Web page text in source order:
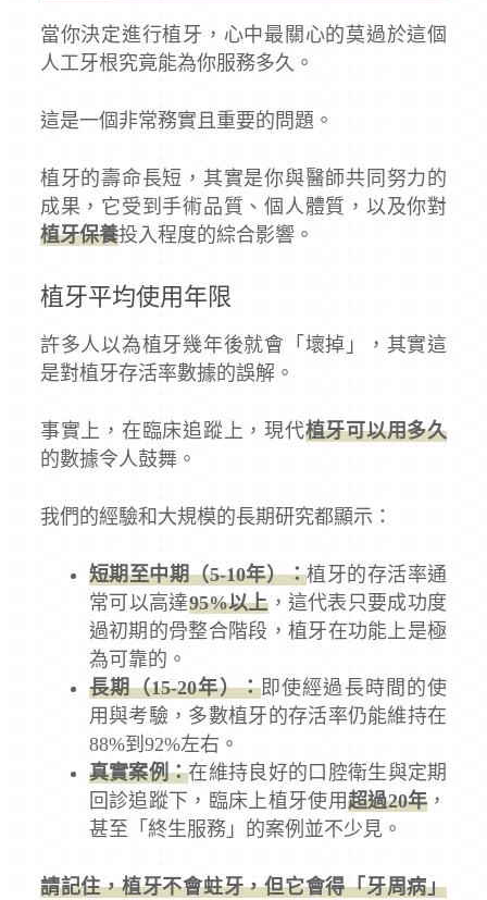
當你決定進行植牙，心中最關心的莫過於這個
人工牙根究竟能為你服務多久。
這是一個非常務實且重要的問題。
植牙的壽命長短，其實是你與醫師共同努力的
成果，它受到手術品質、個人體質，以及你對
植牙保養投入程度的綜合影響。
植牙平均使用年限
許多人以為植牙幾年後就會「壞掉」，其實這
是對植牙存活率數據的誤解。
事實上，在臨床追蹤上，現代植牙可以用多久
的數據令人鼓舞。
我們的經驗和大規模的長期研究都顯示：
短期至中期（5-10年）：植牙的存活率通
常可以高達95%以上，這代表只要成功度
過初期的骨整合階段，植牙在功能上是極
為可靠的。
長期（15-20年）：即使經過長時間的使
用與考驗，多數植牙的存活率仍能維持在
88%到92%左右。
真實案例：在維持良好的口腔衛生與定期
回診追蹤下，臨床上植牙使用超過20年 ，
甚至「終生服務」的案例並不少見。
請記住，植牙不會蛀牙，但它會得「牙周病」